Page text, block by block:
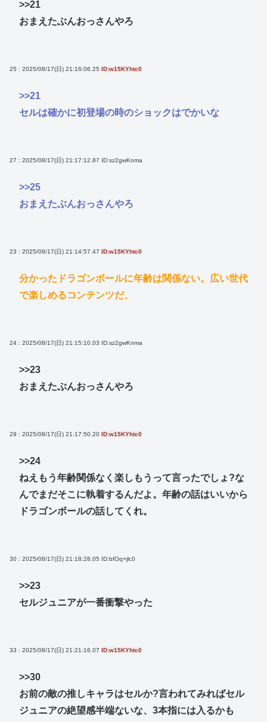
>>21
おまえたぶんおっさんやろ
25 : 2025/08/17(日) 21:16:06.25 ID:w15KYhtc0
>>21
セルは確かに初登場の時のショックはでかいな
27 : 2025/08/17(日) 21:17:12.87 ID:sz2gwKnma
>>25
おまえたぶんおっさんやろ
23 : 2025/08/17(日) 21:14:57.47 ID:w15KYhtc0
分かったドラゴンボールに年齢は関係ない。広い世代
で楽しめるコンテンツだ、
24 : 2025/08/17(日) 21:15:10.03 ID:sz2gwKnma
>>23
おまえたぶんおっさんやろ
29 : 2025/08/17(日) 21:17:50.20 ID:w15KYhtc0
>>24
ねえもう年齢関係なく楽しもうって言ったでしょ?な
んでまだそこに執着するんだよ。年齢の話はいいから
ドラゴンボールの話してくれ。
30 : 2025/08/17(日) 21:18:28.05 ID:bfOq+jlc0
>>23
セルジュニアが一番衝撃やった
33 : 2025/08/17(日) 21:21:16.07 ID:w15KYhtc0
>>30
お前の敵の推しキャラはセルか?言われてみればセル
ジュニアの絶望感半端ないな、3本指には入るかも